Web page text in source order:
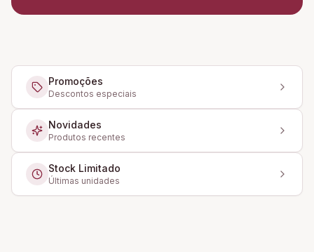
Promoções
Descontos especiais
Novidades
Produtos recentes
Stock Limitado
Últimas unidades